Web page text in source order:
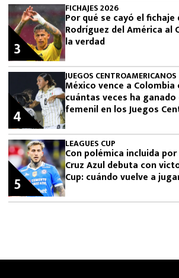
FICHAJES 2026
Por qué se cayó el fichaje
Rodríguez del América al
la verdad
3
JUEGOS CENTROAMERICANOS
México vence a Colombia
cuántas veces ha
femenil en los Juegos
4
LEAGUES CUP
Con polémica incluida
Cruz Azul debuta con
Cup: cuándo vuelve a
5